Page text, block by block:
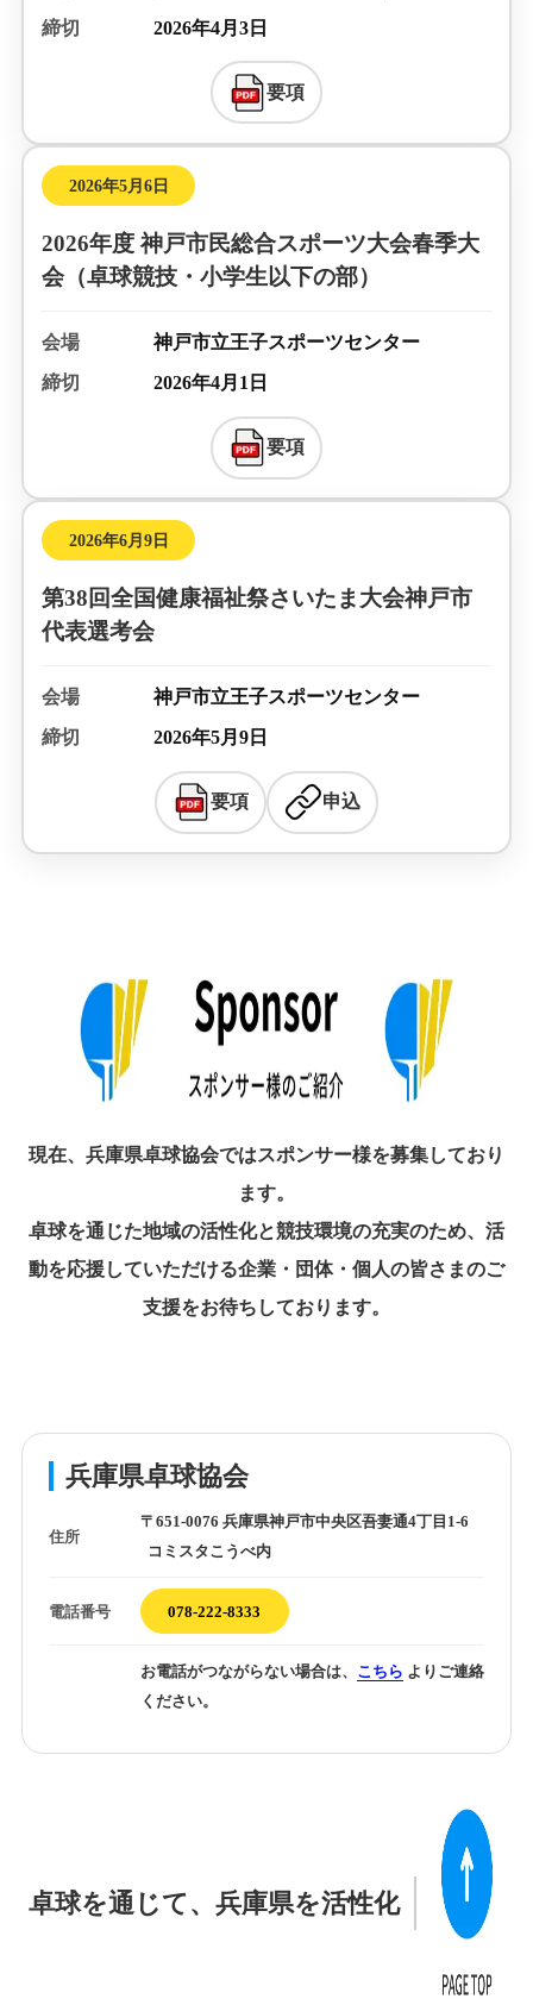
締切
2026年4月3日
要項
2026年5月6日
2026年度 神戸市民総合スポーツ大会春季大
会（卓球競技・小学生以下の部）
会場
神戸市立王子スポーツセンター
締切
2026年4月1日
要項
2026年6月9日
第38回全国健康福祉祭さいたま大会神戸市
代表選考会
会場
神戸市立王子スポーツセンター
締切
2026年5月9日
要項 申込
現在、兵庫県卓球協会ではスポンサー様を募集しており
ます。
卓球を通じた地域の活性化と競技環境の充実のため、活
動を応援していただける企業・団体・個人の皆さまのご
支援をお待ちしております。
兵庫県卓球協会
住所
〒651-0076 兵庫県神戸市中央区吾妻通4丁目1-6
コミスタこうべ内
電話番号 078-222-8333
お電話がつながらない場合は、 こちら よりご連絡
ください。
卓球を通じて、兵庫県を活性化